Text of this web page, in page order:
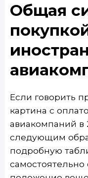
Общая
Если говорить
картина с
авиакомпаний в
следующим
подробную